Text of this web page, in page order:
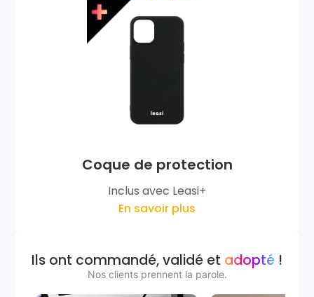
Coque de protection
Inclus avec Leasi+
En savoir plus
Ils ont commandé, validé et adopté !
Nos clients prennent la parole.